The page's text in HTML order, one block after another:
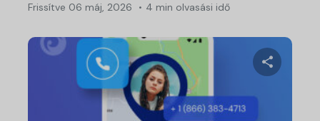
Frissítve 06 máj, 2026 4 min olvasási idő
Ossza